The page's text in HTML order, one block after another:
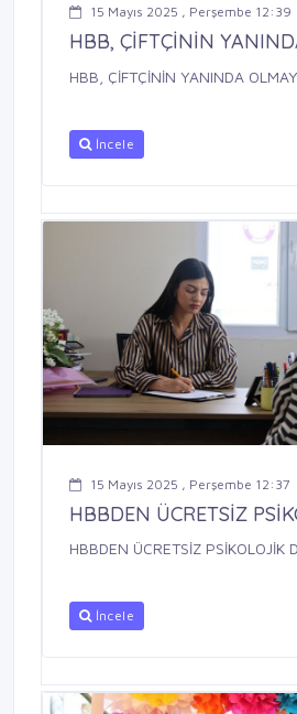
15 Mayıs 2025 , Perşembe 12:39
HBB, ÇİFTÇİNİN
HBB, ÇİFTÇİNİN YANINDA
İncele
15 Mayıs 2025 , Perşembe 12:37
HBBDEN ÜCRETSİZ
HBBDEN ÜCRETSİZ PSİKOLOJİK
İncele